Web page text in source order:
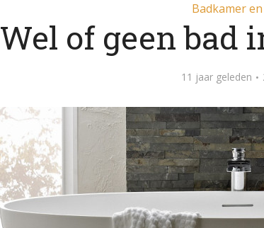
Badkamer
Wel of geen bad
11 jaar geleden